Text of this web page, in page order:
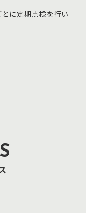
に定期点検を行い